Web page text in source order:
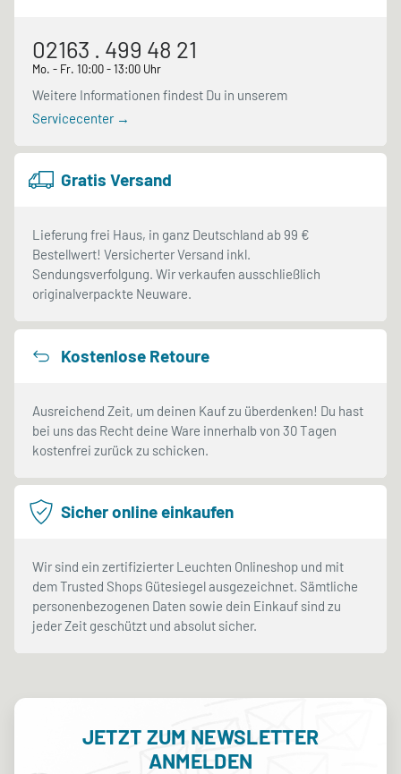
02163 . 499 48 21
Mo. - Fr. 10:00 - 13:00 Uhr
Weitere Informationen findest Du in unserem
Servicecenter →
Gratis Versand
Lieferung frei Haus, in ganz Deutschland ab 99 €
Bestellwert! Versicherter Versand inkl.
Sendungsverfolgung. Wir verkaufen ausschließlich
originalverpackte Neuware.
Kostenlose Retoure
Ausreichend Zeit, um deinen Kauf zu überdenken! Du hast
bei uns das Recht deine Ware innerhalb von 30 Tagen
kostenfrei zurück zu schicken.
Sicher online einkaufen
Wir sind ein zertifizierter Leuchten Onlineshop und mit
dem Trusted Shops Gütesiegel ausgezeichnet. Sämtliche
personenbezogenen Daten sowie dein Einkauf sind zu
jeder Zeit geschützt und absolut sicher.
JETZT ZUM NEWSLETTER
ANMELDEN